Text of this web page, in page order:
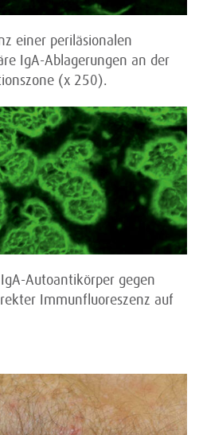
einer periläsionalen
IgA-Ablagerungen an der
(x 250).
Autoantikörper gegen
Immunfluoreszenz auf